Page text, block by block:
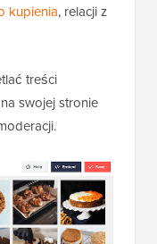
kupienia, relacji z
treści
swojej stronie